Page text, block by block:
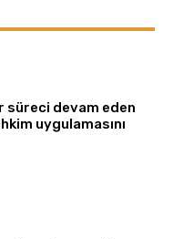
süreci devam eden
uygulamasını